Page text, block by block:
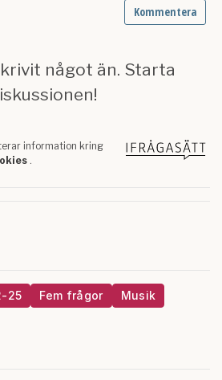
25 Fem frågor Musik